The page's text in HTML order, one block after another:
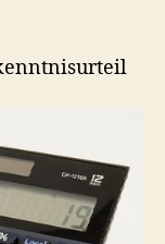
vom
2021